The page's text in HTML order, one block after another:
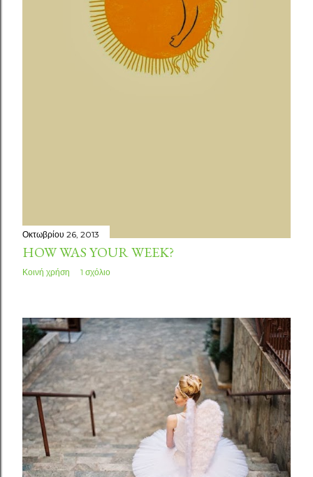
Οκτωβρίου 26, 2013
HOW WAS YOUR WEEK?
Κοινή χρήση 1 σχόλιο